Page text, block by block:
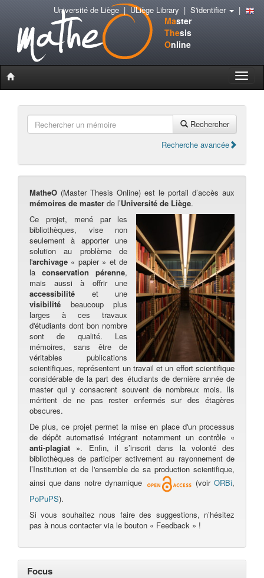
Master
Thesis
Online
Toggle
Université de Liège|ULiège Library | S'identifier |
Rechercher
Recherche avancée
MatheO (Master Thesis Online) est le portail d’accès aux
mémoires de master de l’Université de Liège.
Ce projet, mené par les
bibliothèques, vise non
seulement à apporter une
solution au problème de
l'archivage « papier » et de
laconservation pérenne,
mais aussi à offrir une
accessibilité et une
visibilité beaucoup plus
larges à ces travaux
d'étudiants dont bon nombre
sont de qualité. Les
mémoires, sans être de
véritables publications
scientifiques, représentent un travail et un effort scientifique
considérable de la part des étudiants de dernière année de
master qui y consacrent souvent de nombreux mois. Ils
méritent de ne pas rester enfermés sur des étagères
obscures.
De plus, ce projet permet la mise en place d'un processus
de dépôt automatisé intégrant notamment un contrôle «
anti-plagiat ». Enfin, il s’inscrit dans la volonté des
bibliothèques de participer activement au rayonnement de
l’Institution et de l'ensemble de sa production scientifique,
ainsi que dans notre dynamique
(voirORBi,
PoPuPS).
Si vous souhaitez nous faire des suggestions, n’hésitez
pas à nous contacter via le bouton « Feedback » !
Focus